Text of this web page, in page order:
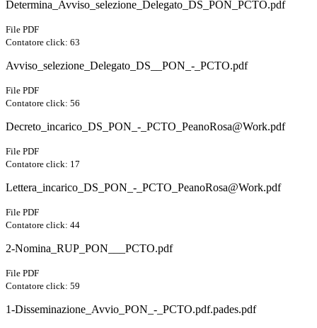
Determina_Avviso_selezione_Delegato_DS_PON_PCTO.pdf
File PDF
Contatore click: 63
Avviso_selezione_Delegato_DS__PON_-_PCTO.pdf
File PDF
Contatore click: 56
Decreto_incarico_DS_PON_-_PCTO_PeanoRosa@Work.pdf
File PDF
Contatore click: 17
Lettera_incarico_DS_PON_-_PCTO_PeanoRosa@Work.pdf
File PDF
Contatore click: 44
2-Nomina_RUP_PON___PCTO.pdf
File PDF
Contatore click: 59
1-Disseminazione_Avvio_PON_-_PCTO.pdf.pades.pdf